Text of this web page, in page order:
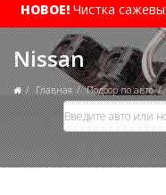
НОВОЕ! Чистка
Nissan
Главная Подбор по авто